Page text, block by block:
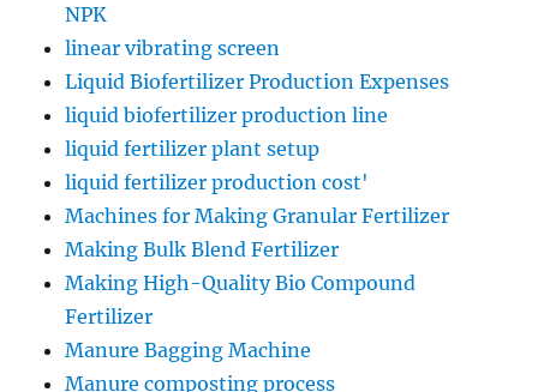
NPK
linear vibrating screen
Liquid Biofertilizer Production Expenses
liquid biofertilizer production line
liquid fertilizer plant setup
liquid fertilizer production cost'
Machines for Making Granular Fertilizer
Making Bulk Blend Fertilizer
Making High-Quality Bio Compound
Fertilizer
Manure Bagging Machine
Manure composting process